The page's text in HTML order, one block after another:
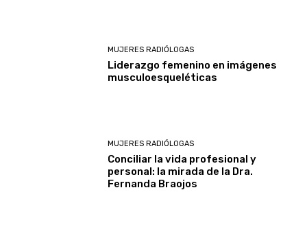
MUJERES RADIÓLOGAS
Liderazgo femenino en imágenes
musculoesqueléticas
MUJERES RADIÓLOGAS
Conciliar la vida profesional y
personal: la mirada de la Dra.
Fernanda Braojos